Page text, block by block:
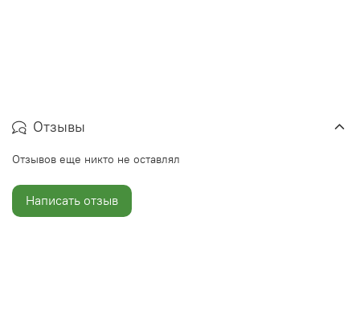
Отзывы
Отзывов еще никто не оставлял
Написать отзыв